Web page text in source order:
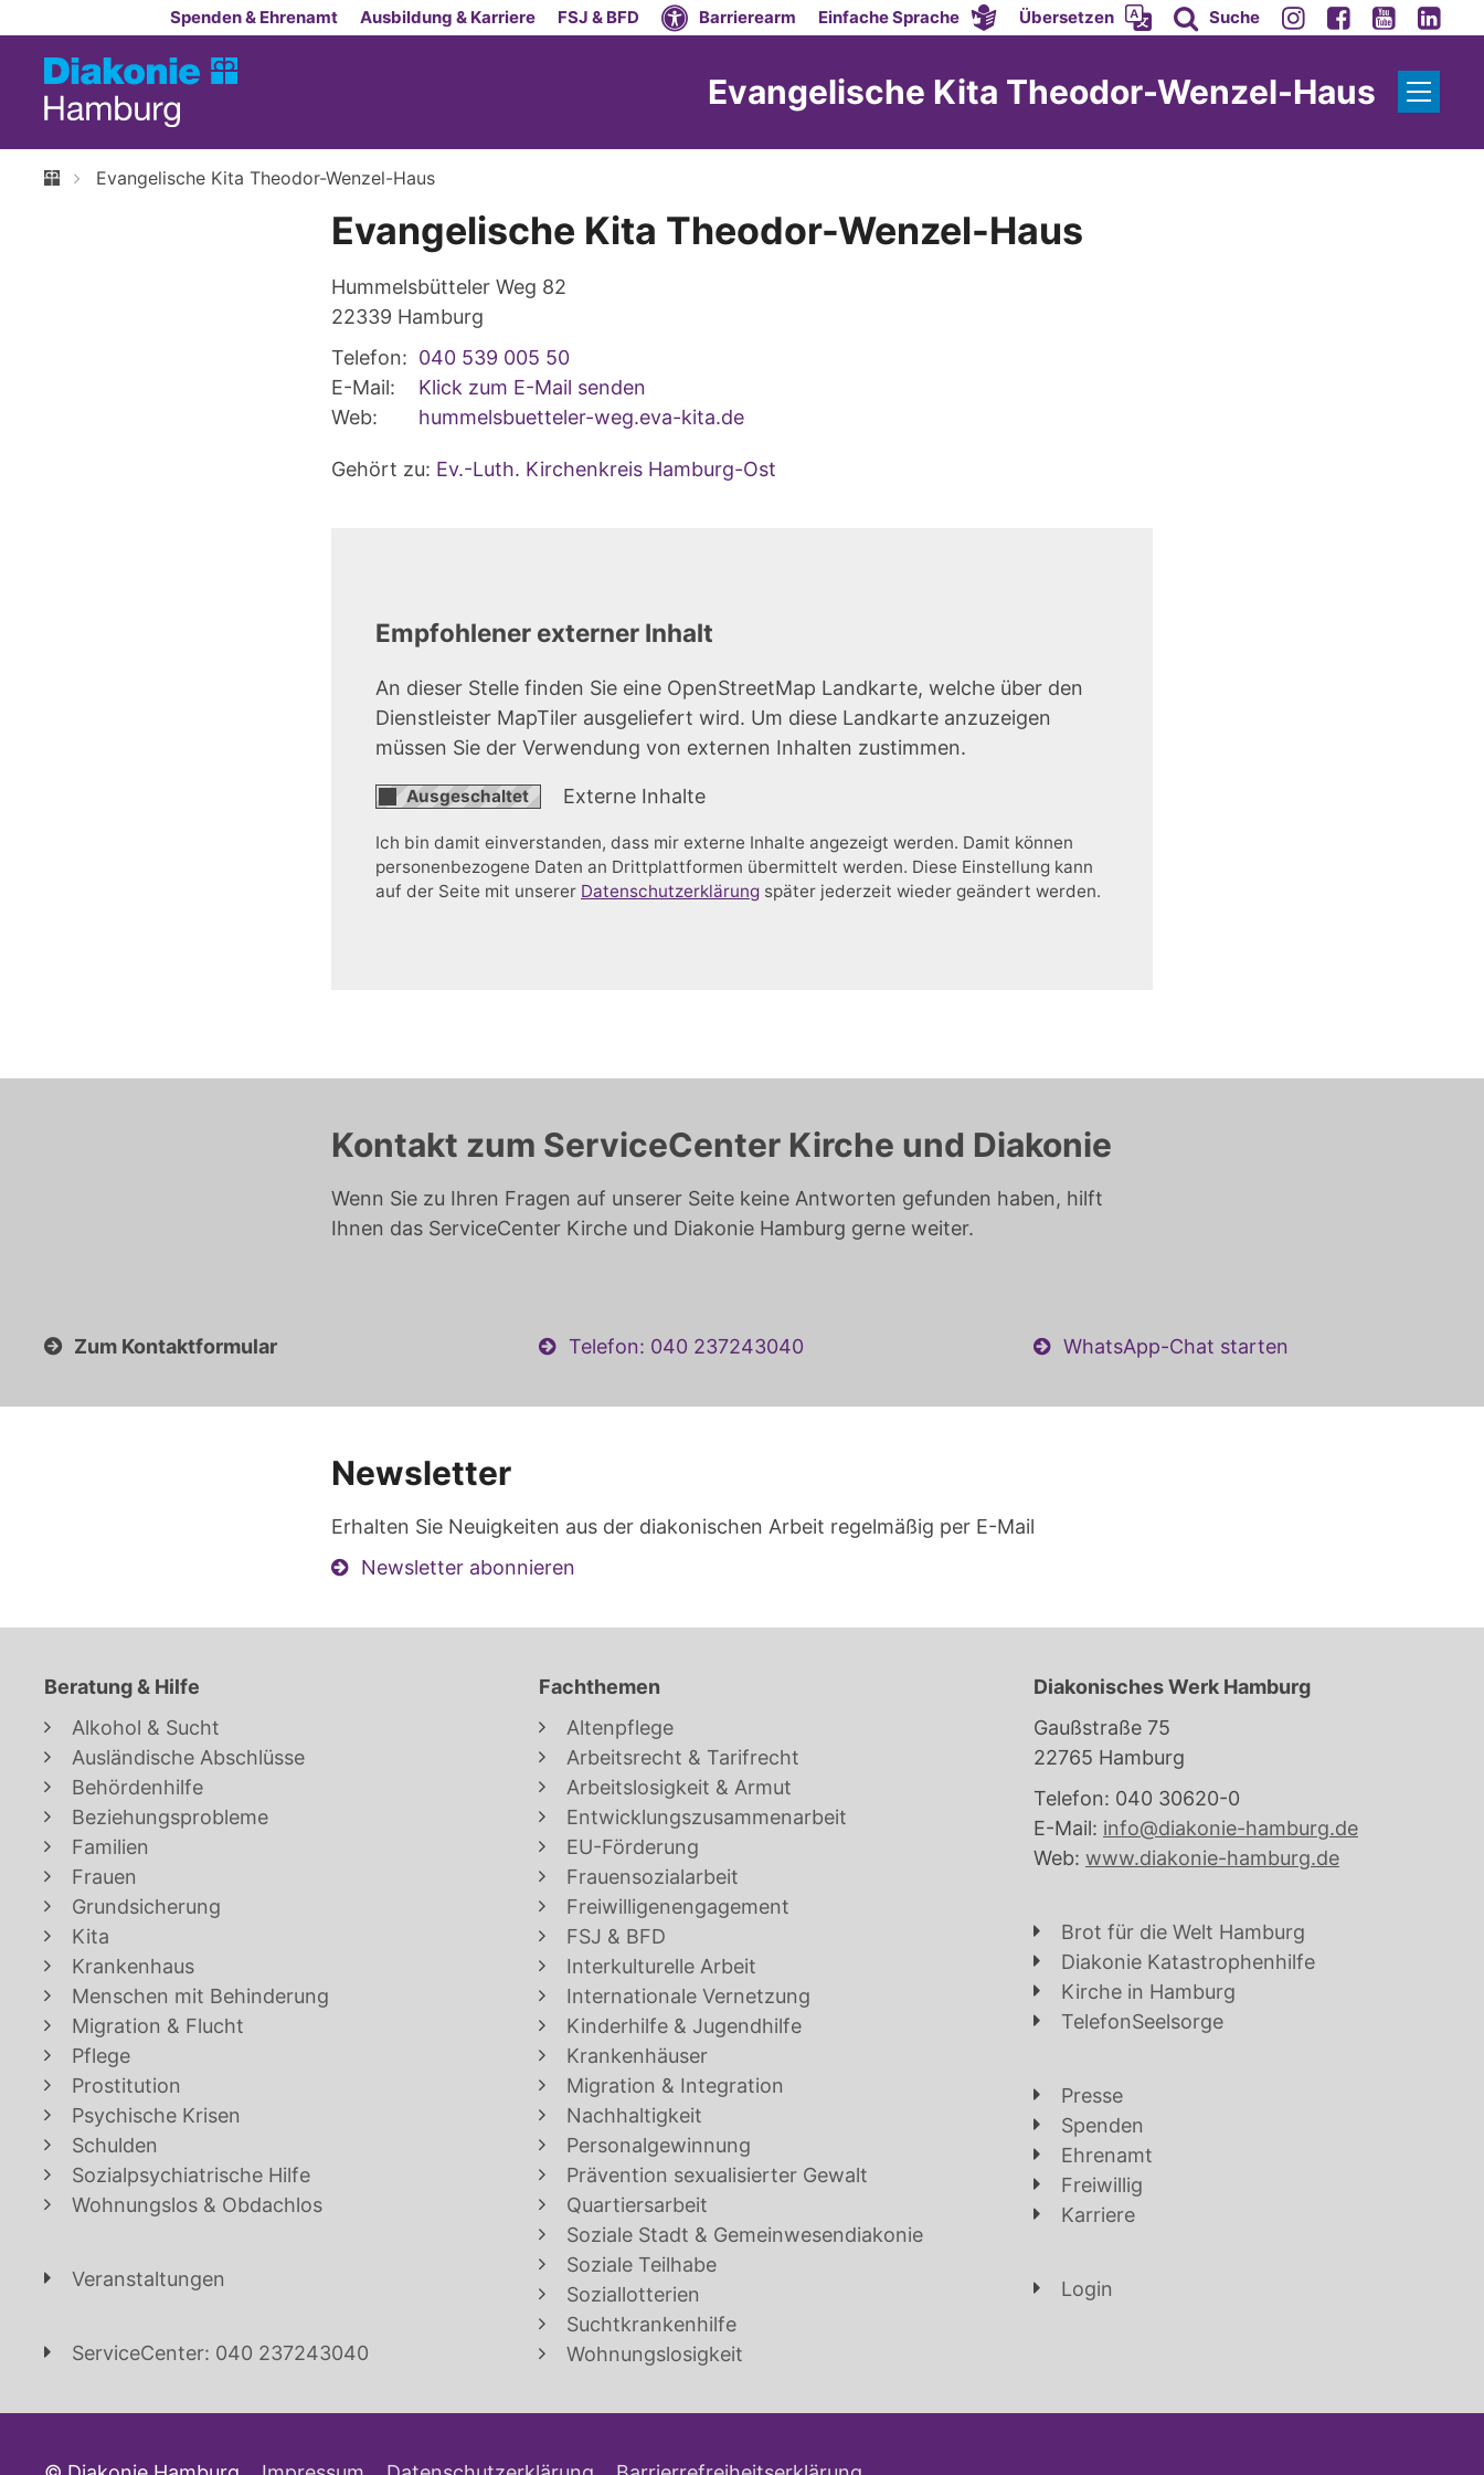
Zum Inhalt springenSpenden & Ehrenamt Ausbildung & Karriere FSJ & BFD Barrierearm Einfache Sprache Übersetzen Suche
Evangelische Kita Theodor-Wenzel-Haus
Evangelische Kita Theodor-Wenzel-Haus
Evangelische Kita Theodor-Wenzel-Haus
Hummelsbütteler Weg 82
22339 Hamburg
Telefon: 040 539 005 50
E-Mail:
Klick zum E-Mail senden
Web:
hummelsbuetteler-weg.eva-kita.de
Gehört zu: Ev.-Luth. Kirchenkreis Hamburg-Ost
Empfohlener externer Inhalt
An dieser Stelle finden Sie eine OpenStreetMap Landkarte, welche über den
Dienstleister MapTiler ausgeliefert wird. Um diese Landkarte anzuzeigen
müssen Sie der Verwendung von externen Inhalten zustimmen.
Externe Inhalte
Ich bin damit einverstanden, dass mir externe Inhalte angezeigt werden. Damit können
personenbezogene Daten an Drittplattformen übermittelt werden. Diese Einstellung kann
auf der Seite mit unserer Datenschutzerklärung später jederzeit wieder geändert werden.
Kontakt zum ServiceCenter Kirche und Diakonie
Wenn Sie zu Ihren Fragen auf unserer Seite keine Antworten gefunden haben, hilft
Ihnen das ServiceCenter Kirche und Diakonie Hamburg gerne weiter.
Zum Kontaktformular Telefon: 040 237243040 WhatsApp-Chat starten
Newsletter
Erhalten Sie Neuigkeiten aus der diakonischen Arbeit regelmäßig per E-Mail
Newsletter abonnieren
Beratung & Hilfe
Alkohol & Sucht
Ausländische Abschlüsse
Behördenhilfe
Beziehungsprobleme
Familien
Frauen
Grundsicherung
Kita
Krankenhaus
Menschen mit Behinderung
Migration & Flucht
Pflege
Prostitution
Psychische Krisen
Schulden
Sozialpsychiatrische Hilfe
Wohnungslos & Obdachlos
Veranstaltungen
ServiceCenter: 040 237243040
Fachthemen
Altenpflege
Arbeitsrecht & Tarifrecht
Arbeitslosigkeit & Armut
Entwicklungszusammenarbeit
EU-Förderung
Frauensozialarbeit
Freiwilligenengagement
FSJ & BFD
Interkulturelle Arbeit
Internationale Vernetzung
Kinderhilfe & Jugendhilfe
Krankenhäuser
Migration & Integration
Nachhaltigkeit
Personalgewinnung
Prävention sexualisierter Gewalt
Quartiersarbeit
Soziale Stadt & Gemeinwesendiakonie
Soziale Teilhabe
Soziallotterien
Suchtkrankenhilfe
Wohnungslosigkeit
Diakonisches Werk Hamburg
Gaußstraße 75
22765 Hamburg
Telefon: 040 30620-0
E-Mail: info@diakonie-hamburg.de
Web: www.diakonie-hamburg.de
Brot für die Welt Hamburg
Diakonie Katastrophenhilfe
Kirche in Hamburg
TelefonSeelsorge
Presse
Spenden
Ehrenamt
Freiwillig
Karriere
Login